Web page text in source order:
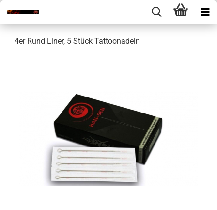
4er Rund Liner, 5 Stück Tattoonadeln